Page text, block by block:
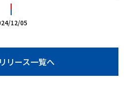
12/05
リース一覧へ